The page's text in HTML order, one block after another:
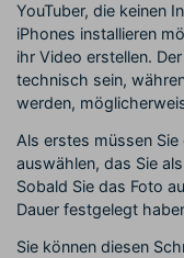
YouTuber, die keinen
iPhones installieren
ihr Video erstellen.
technisch sein,
werden,
Als erstes müssen Sie
auswählen, das Sie
Sobald Sie das Foto
Dauer festgelegt
Sie können diesen